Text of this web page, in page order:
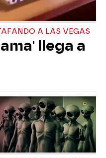
A LAS VEGAS
llega a